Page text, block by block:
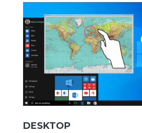
DESKTOP